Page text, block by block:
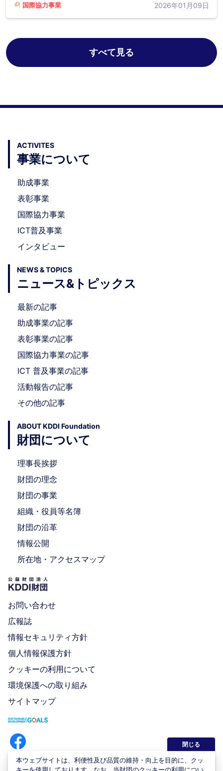
国際協力事業 2026年01月09日
すべて見る
ACTIVITES
事業について
助成事業
表彰事業
国際協力事業
ICT普及事業
インタビュー
NEWS & TOPICS
ニュース&トピックス
最新の記事
助成事業の記事
表彰事業の記事
国際協力事業の記事
ICT 普及事業の記事
活動報告の記事
その他の記事
ABOUT KDDI Foundation
財団について
理事長挨拶
財団の理念
財団の事業
組織・役員等名簿
財団の沿革
情報公開
所在地・アクセスマップ
お問い合わせ
広報誌
情報セキュリティ方針
個人情報保護方針
クッキーの利用について
環境保護への取り組み
サイトマップ
本ウェブサイトは、利便性及び品質の維持・向上を目的に、クッ
キーを使用しております。なお、当財団のクッキーの利用につい
閉じる